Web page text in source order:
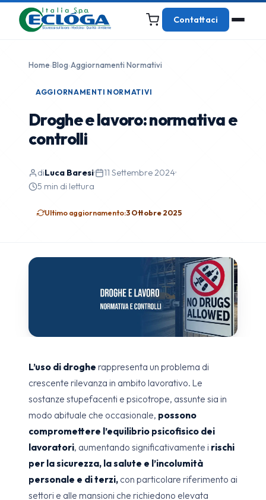
Contattaci
Home›Blog›Aggiornamenti Normativi
AGGIORNAMENTI NORMATIVI
Droghe e lavoro: normativa e
controlli
diLuca Baresi· 11 Settembre 2024·
5 min di lettura
Ultimo aggiornamento:3 Ottobre 2025
L’uso di droghe rappresenta un problema di
crescente rilevanza in ambito lavorativo. Le
sostanze stupefacenti e psicotrope, assunte sia in
modo abituale che occasionale, possono
compromettere l’equilibrio psicofisico dei
lavoratori, aumentando significativamente i rischi
per la sicurezza, la salute e l’incolumità
personale e di terzi, con particolare riferimento ai
settori e alle mansioni che richiedono elevata